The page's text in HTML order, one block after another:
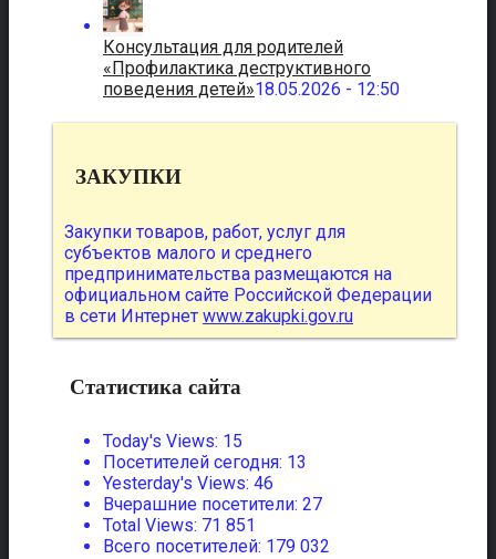
Консультация для родителей
«Профилактика деструктивного
поведения детей»18.05.2026 - 12:50
ЗАКУПКИ
Закупки товаров, работ, услуг для
субъектов малого и среднего
предпринимательства размещаются на
официальном сайте Российской Федерации
в сети Интернет www.zakupki.gov.ru
Статистика сайта
Today's Views: 15
Посетителей сегодня: 13
Yesterday's Views: 46
Вчерашние посетители: 27
Total Views: 71 851
Всего посетителей: 179 032